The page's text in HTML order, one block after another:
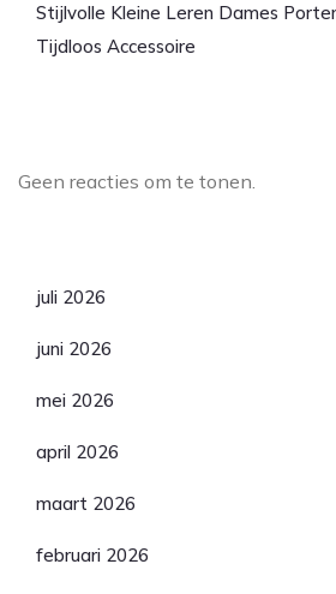
Stijlvolle Kleine Leren Dames
Tijdloos Accessoire
Geen reacties om te tonen.
juli 2026
juni 2026
mei 2026
april 2026
maart 2026
februari 2026